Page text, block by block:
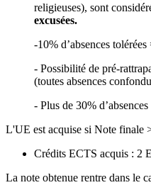
religieuses), sont
excusées.
-10% d’absences
- Possibilité de pré-
(toutes absences
- Plus de 30%
L'UE est acquise si Note finale
Crédits ECTS acquis : 2
La note obtenue rentre dans le